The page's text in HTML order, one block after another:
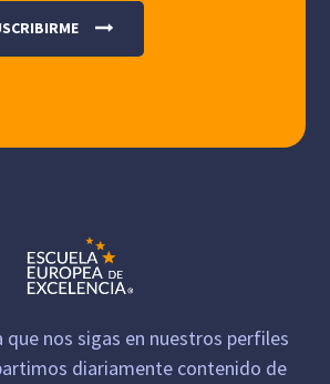
que nos sigas en nuestros perfiles
diariamente contenido de